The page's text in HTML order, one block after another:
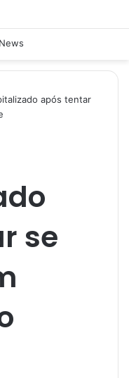
após tentar
se